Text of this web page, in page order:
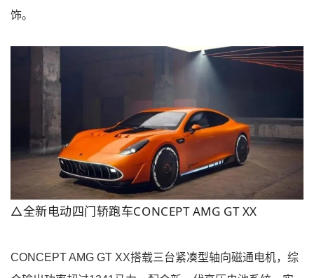
饰。
△全新电动四门轿跑车CONCEPT AMG GT XX
CONCEPT AMG GT XX搭载三台紧凑型轴向磁通电机，综